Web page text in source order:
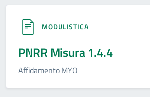
MODULISTICA
PNRR Misura 1.4.4
Affidamento MYO